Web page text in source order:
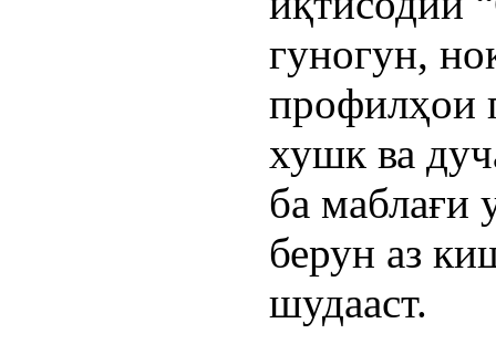
гуногун,
профилҳои
хушк ва
ба
берун аз
шудааст.